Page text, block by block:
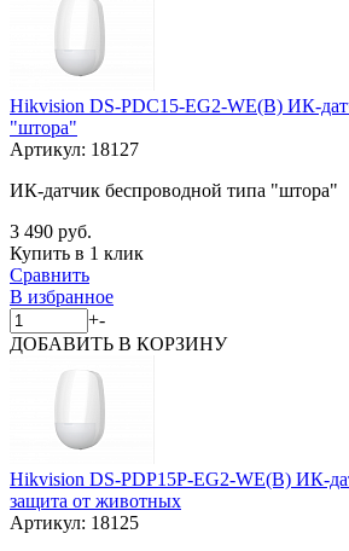
Hikvision DS-PDC15-EG2-WE(B) ИК-
"штора"
Артикул: 18127
ИК-датчик беспроводной типа "штора"
3 490 руб.
Купить в 1 клик
Сравнить
В избранное
+-
ДОБАВИТЬ В КОРЗИНУ
Hikvision DS-PDP15P-EG2-WE(B) ИК-
защита от животных
Артикул: 18125